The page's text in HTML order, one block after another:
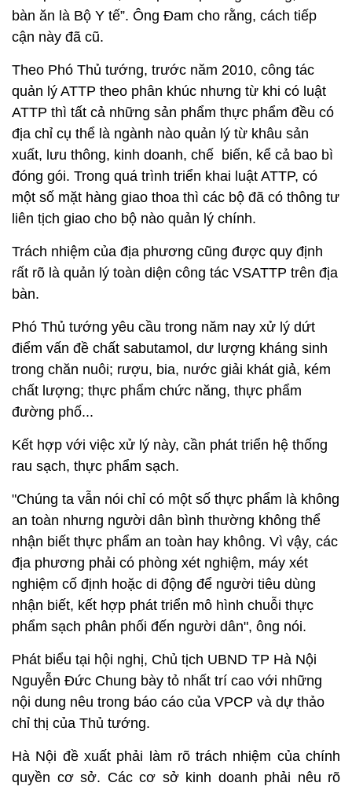
bàn ăn là Bộ Y tế”. Ông Đam cho rằng, cách tiếp
cận này đã cũ.
Theo Phó Thủ tướng, trước năm 2010, công tác
quản lý ATTP theo phân khúc nhưng từ khi có luật
ATTP thì tất cả những sản phẩm thực phẩm đều có
địa chỉ cụ thể là ngành nào quản lý từ khâu sản
xuất, lưu thông, kinh doanh, chế biến, kể cả bao bì
đóng gói. Trong quá trình triển khai luật ATTP, có
một số mặt hàng giao thoa thì các bộ đã có thông tư
liên tịch giao cho bộ nào quản lý chính.
Trách nhiệm của địa phương cũng được quy định
rất rõ là quản lý toàn diện công tác VSATTP trên địa
bàn.
Phó Thủ tướng yêu cầu trong năm nay xử lý dứt
điểm vấn đề chất sabutamol, dư lượng kháng sinh
trong chăn nuôi; rượu, bia, nước giải khát giả, kém
chất lượng; thực phẩm chức năng, thực phẩm
đường phố...
Kết hợp với việc xử lý này, cần phát triển hệ thống
rau sạch, thực phẩm sạch.
"Chúng ta vẫn nói chỉ có một số thực phẩm là không
an toàn nhưng người dân bình thường không thể
nhận biết thực phẩm an toàn hay không. Vì vậy, các
địa phương phải có phòng xét nghiệm, máy xét
nghiệm cố định hoặc di động để người tiêu dùng
nhận biết, kết hợp phát triển mô hình chuỗi thực
phẩm sạch phân phối đến người dân", ông nói.
Phát biểu tại hội nghị, Chủ tịch UBND TP Hà Nội
Nguyễn Đức Chung bày tỏ nhất trí cao với những
nội dung nêu trong báo cáo của VPCP và dự thảo
chỉ thị của Thủ tướng.
Hà Nội đề xuất phải làm rõ trách nhiệm của chính
quyền cơ sở. Các cơ sở kinh doanh phải nêu rõ